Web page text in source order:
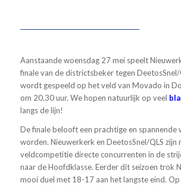
Aanstaande woensdag 27 mei speelt
finale van de districtsbeker tegen
wordt gespeeld op het veld van Movado in
om 20.30 uur. We hopen natuurlijk op veel
langs de lijn!
De finale belooft een prachtige en spannende
worden. Nieuwerkerk en DeetosSnel/QLS zijn
veldcompetitie directe concurrenten in de
naar de Hoofdklasse. Eerder dit seizoen trok
mooi duel met 18-17 aan het langste eind.